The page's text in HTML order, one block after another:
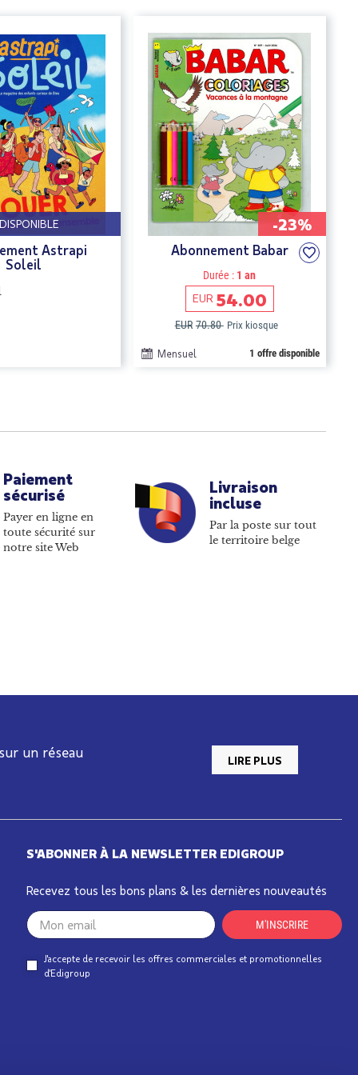
Astrapi
Soleil
-23%
Abonnement Babar
Durée : 1 an
EUR 54.00
EUR 70.80 Prix kiosque
Mensuel 1 offre disponible
Paiement
sécurisé
Payer en ligne en
toute sécurité sur
notre site Web
Livraison
incluse
Par la poste sur tout
le territoire belge
un réseau
LIRE PLUS
S'ABONNER À LA NEWSLETTER EDIGROUP
Recevez tous les bons plans & les dernières nouveautés
Your
email
M'INSCRIRE
J'accepte de recevoir les offres commerciales et promotionnelles
d'Edigroup